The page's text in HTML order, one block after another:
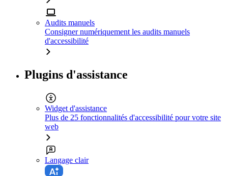
Audits manuels
Consigner numériquement les audits manuels
d'accessibilité
Plugins d'assistance
Widget d'assistance
Plus de 25 fonctionnalités d'accessibilité pour votre site
web
Langage clair